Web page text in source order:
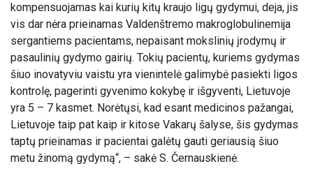
kompensuojamas kai kurių kitų kraujo ligų gydymui, deja, jis
vis dar nėra prieinamas Valdenštremo makroglobulinemija
sergantiems pacientams, nepaisant mokslinių įrodymų ir
pasaulinių gydymo gairių. Tokių pacientų, kuriems gydymas
šiuo inovatyviu vaistu yra vienintelė galimybė pasiekti ligos
kontrolę, pagerinti gyvenimo kokybę ir išgyventi, Lietuvoje
yra 5 – 7 kasmet. Norėtųsi, kad esant medicinos pažangai,
Lietuvoje taip pat kaip ir kitose Vakarų šalyse, šis gydymas
taptų prieinamas ir pacientai galėtų gauti geriausią šiuo
metu žinomą gydymą“, – sakė S. Černauskienė.